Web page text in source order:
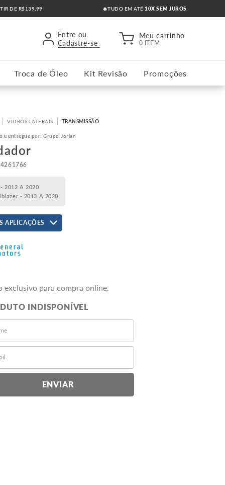
DE R$139,99 🔥TUDO EM ATÉ10X SEM JUROS
Entre ou
Cadastre-se
Meu carrinho
0 ITEM
Troca de Óleo Kit Revisão Promoções
VIDROS LATERAIS TRANSMISSÃO
e entregue por:Grupo Jorlan
- 2012 A 2020
- 2013 A 2020
APLICAÇÕES
exclusivo para compra online.
ENVIAR